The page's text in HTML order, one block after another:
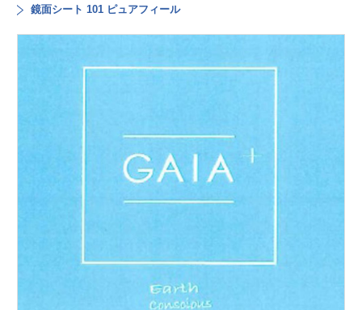
鏡面シート 101 ピュアフィール